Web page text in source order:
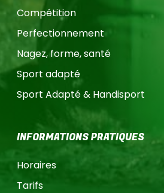
Compétition
Perfectionnement
Nagez, forme, santé
Sport adapté
Sport Adapté & Handisport
INFORMATIONS PRATIQUES
Horaires
Tarifs